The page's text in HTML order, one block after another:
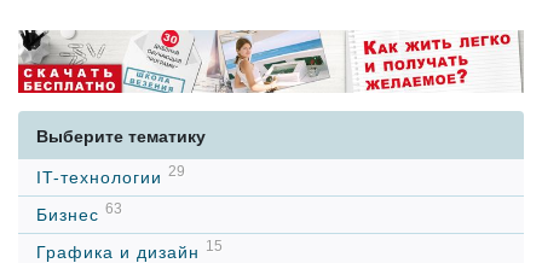
Выберите тематику
IT-технологии 29
Бизнес 63
Графика и дизайн 15